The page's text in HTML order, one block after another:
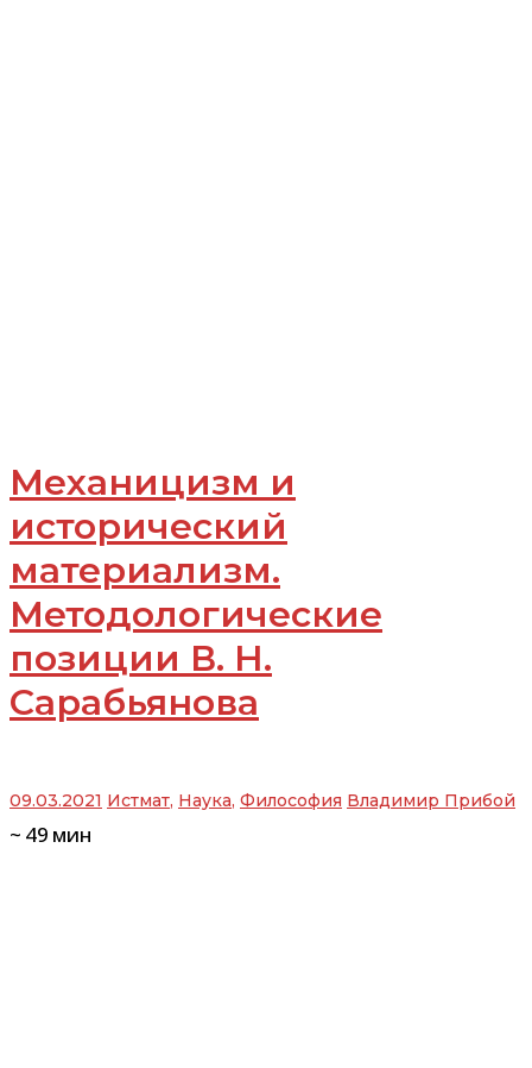
Механицизм и
исторический
материализм.
Методологические
позиции В. Н.
Сарабьянова
09.03.2021 Истмат, Наука, Философия Владимир Прибой
~ 49 мин